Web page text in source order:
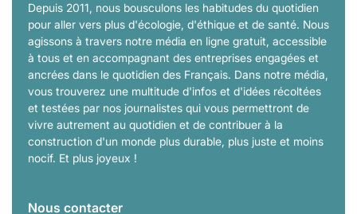
Depuis 2011, nous bousculons les habitudes du quotidien
pour aller vers plus d'écologie, d'éthique et de santé. Nous
agissons à travers notre média en ligne gratuit, accessible
à tous et en accompagnant des entreprises engagées et
ancrées dans le quotidien des Français. Dans notre média,
vous trouverez une multitude d'infos et d'idées récoltées
et testées par nos journalistes qui vous permettront de
vivre autrement au quotidien et de contribuer à la
construction d'un monde plus durable, plus juste et moins
nocif. Et plus joyeux !
Nous contacter